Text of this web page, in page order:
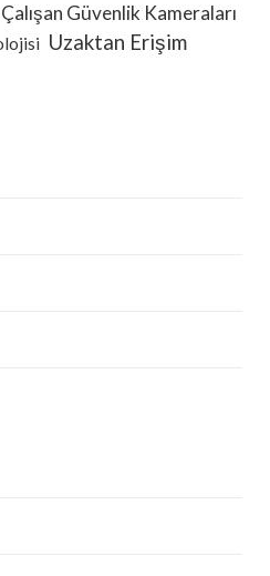
Güvenlik Kameraları
Uzaktan Erişim